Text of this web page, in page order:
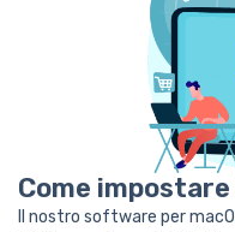
Come impostare
Il nostro software per